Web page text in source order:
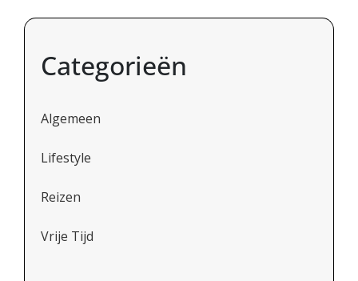
Categorieën
Algemeen
Lifestyle
Reizen
Vrije Tijd